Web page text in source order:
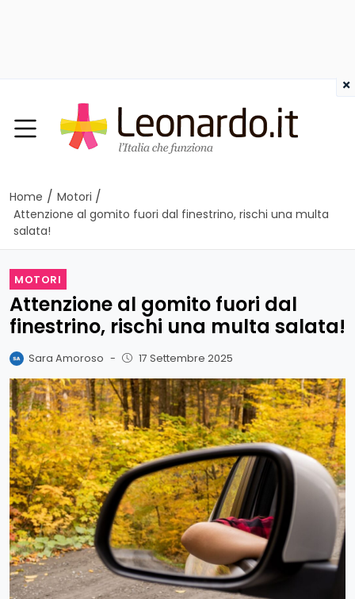
Home / Motori /
Attenzione al gomito fuori dal finestrino, rischi una multa
salata!
MOTORI
Attenzione al gomito fuori dal
finestrino, rischi una multa salata!
Sara Amoroso - 17 Settembre 2025
×